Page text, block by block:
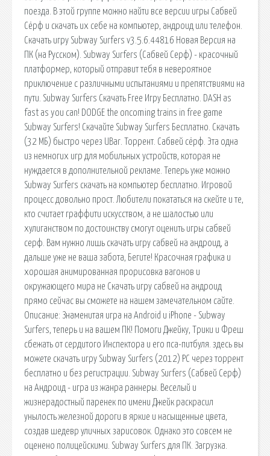
поезда. В этой группе можно найти все версии игры Сабвей
Сёрф и скачать их себе на компьютер, андроид или телефон.
Скачать игру Subway Surfers v3.5.6.44816 Новая Версия на
ПК (на Русском). Subway Surfers (Сабвей Серф) - красочный
платформер, который отправит тебя в невероятное
приключение с различными испытаниями и препятствиями на
пути. Subway Surfers Скачать Free Игру Бесплатно. DASH as
fast as you can! DODGE the oncoming trains in free game
Subway Surfers! Скачайте Subway Surfers Бесплатно. Скачать
(32 МБ) быстро через UBar. Торрент. Сабвей сёрф. Эта одна
из немногих игр для мобильных устройств, которая не
нуждается в дополнительной рекламе. Теперь уже можно
Subway Surfers скачать на компьютер бесплатно. Игровой
процесс довольно прост. Любители покататься на скейте и те,
кто считает граффити искусством, а не шалостью или
хулиганством по достоинству смогут оценить игры сабвей
серф. Вам нужно лишь скачать игру сабвей на андроид, а
дальше уже не ваша забота, Бегите! Красочная графика и
хорошая анимированная прорисовка вагонов и
окружающего мира не Скачать игру сабвей на андроид
прямо сейчас вы сможете на нашем замечательном сайте.
Описание: Знаменитая игра на Android и iPhone - Subway
Surfers, теперь и на вашем ПК! Помоги Джейку, Трики и Фреш
сбежать от сердитого Инспектора и его пса-питбуля. здесь вы
можете скачать игру Subway Surfers (2012) PC через торрент
бесплатно и без регистрации. Subway Surfers (Сабвей Серф)
на Андроид - игра из жанра раннеры. Веселый и
жизнерадостный паренек по имени Джейк раскрасил
унылость железной дороги в яркие и насыщенные цвета,
создав шедевр уличных зарисовок. Однако это совсем не
оценено полицейскими. Subway Surfers для ПК. Загрузка.